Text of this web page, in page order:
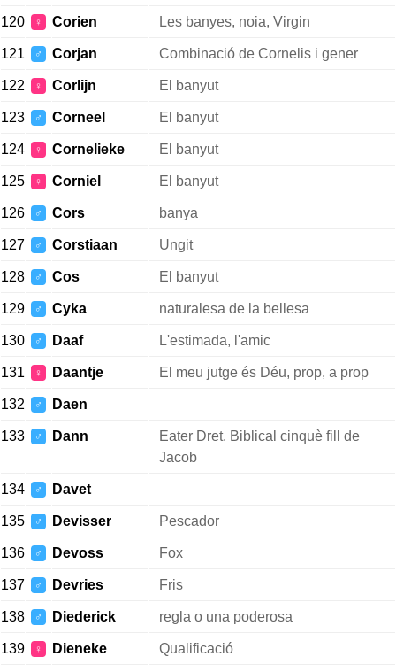
120 ♀ Corien Les banyes, noia, Virgin
121 ♂ Corjan Combinació de Cornelis i gener
122 ♀ Corlijn El banyut
123 ♂ Corneel El banyut
124 ♀ Cornelieke El banyut
125 ♀ Corniel El banyut
126 ♂ Cors banya
127 ♂ Corstiaan Ungit
128 ♂ Cos El banyut
129 ♂ Cyka naturalesa de la bellesa
130 ♂ Daaf L'estimada, l'amic
131 ♀ Daantje El meu jutge és Déu, prop, a prop
132 ♂ Daen
133 ♂ Dann
Eater Dret. Biblical cinquè fill de
Jacob
134 ♂ Davet
135 ♂ Devisser Pescador
136 ♂ Devoss Fox
137 ♂ Devries Fris
138 ♂ Diederick regla o una poderosa
139 ♀ Dieneke Qualificació